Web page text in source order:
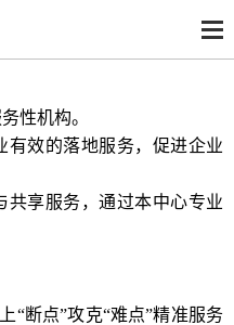
性机构。
有效的落地服务，促进企业
共享服务，通过本中心专业
“断点”攻克“难点”精准服务